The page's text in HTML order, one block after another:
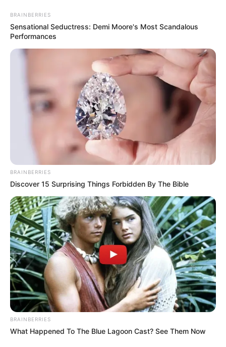
เนื้อหาที่ได้รับการโปรโมต
These '90s Couples Will Always Hold A Special Place
In Our Hearts
BRAINBERRIES
BRAINBERRIES
Sensational Seductress: Demi Moore's Most Scandalous
Performances
BRAINBERRIES
Discover 15 Surprising Things Forbidden By The Bible
BRAINBERRIES
What Happened To The Blue Lagoon Cast? See Them Now